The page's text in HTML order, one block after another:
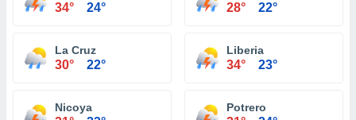
34° 24° 28° 22°
La Cruz
30° 22°
Liberia
34° 23°
Nicoya Potrero